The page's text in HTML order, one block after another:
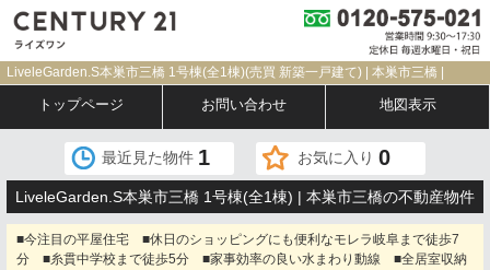
LiveleGarden.S本巣市三橋 1号棟(全1棟)(売買 新築一戸建て) | 本巣市三橋 |
トップページ お問い合わせ 地図表示
最近見た物件 1 お気に入り 0
LiveleGarden.S本巣市三橋 1号棟(全1棟) | 本巣市三橋の不動産物件
■今注目の平屋住宅 ■休日のショッピングにも便利なモレラ岐阜まで徒歩7
分 ■糸貫中学校まで徒歩5分 ■家事効率の良い水まわり動線 ■全居室収納